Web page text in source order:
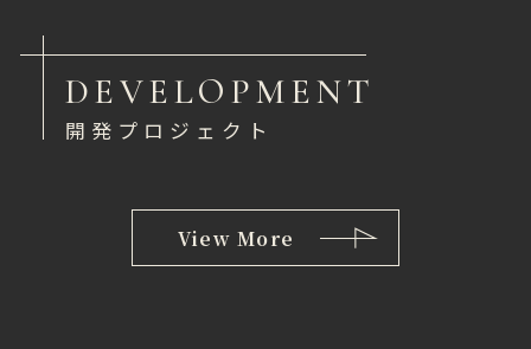
DEVELOPMENT
開発プロジェクト
View More